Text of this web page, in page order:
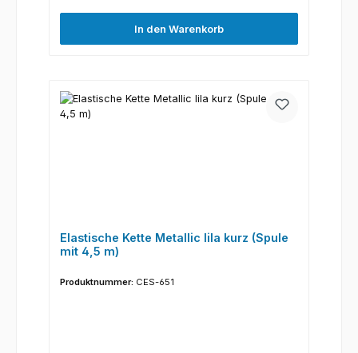
In den Warenkorb
Elastische Kette Metallic lila kurz (Spule
mit 4,5 m)
Produktnummer: CES-651